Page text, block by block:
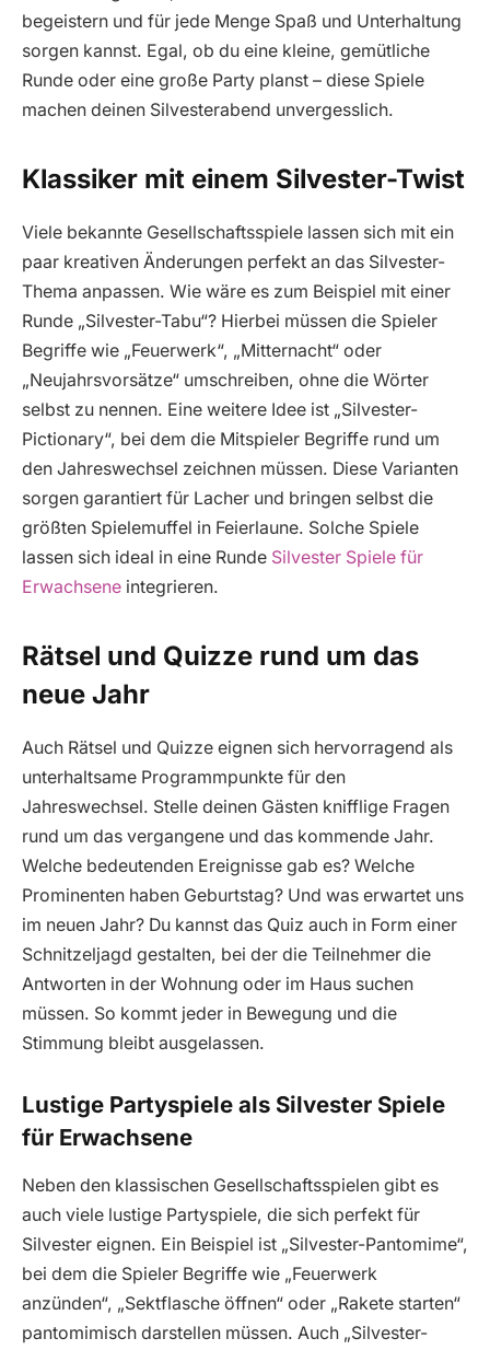
begeistern und für jede Menge Spaß und Unterhaltung
sorgen kannst. Egal, ob du eine kleine, gemütliche
Runde oder eine große Party planst – diese Spiele
machen deinen Silvesterabend unvergesslich.
Klassiker mit einem Silvester-Twist
Viele bekannte Gesellschaftsspiele lassen sich mit ein
paar kreativen Änderungen perfekt an das Silvester-
Thema anpassen. Wie wäre es zum Beispiel mit einer
Runde „Silvester-Tabu“? Hierbei müssen die Spieler
Begriffe wie „Feuerwerk“, „Mitternacht“ oder
„Neujahrsvorsätze“ umschreiben, ohne die Wörter
selbst zu nennen. Eine weitere Idee ist „Silvester-
Pictionary“, bei dem die Mitspieler Begriffe rund um
den Jahreswechsel zeichnen müssen. Diese Varianten
sorgen garantiert für Lacher und bringen selbst die
größten Spielemuffel in Feierlaune. Solche Spiele
lassen sich ideal in eine Runde Silvester Spiele für
Erwachsene integrieren.
Rätsel und Quizze rund um das
neue Jahr
Auch Rätsel und Quizze eignen sich hervorragend als
unterhaltsame Programmpunkte für den
Jahreswechsel. Stelle deinen Gästen knifflige Fragen
rund um das vergangene und das kommende Jahr.
Welche bedeutenden Ereignisse gab es? Welche
Prominenten haben Geburtstag? Und was erwartet uns
im neuen Jahr? Du kannst das Quiz auch in Form einer
Schnitzeljagd gestalten, bei der die Teilnehmer die
Antworten in der Wohnung oder im Haus suchen
müssen. So kommt jeder in Bewegung und die
Stimmung bleibt ausgelassen.
Lustige Partyspiele als Silvester Spiele
für Erwachsene
Neben den klassischen Gesellschaftsspielen gibt es
auch viele lustige Partyspiele, die sich perfekt für
Silvester eignen. Ein Beispiel ist „Silvester-Pantomime“,
bei dem die Spieler Begriffe wie „Feuerwerk
anzünden“, „Sektflasche öffnen“ oder „Rakete starten“
pantomimisch darstellen müssen. Auch „Silvester-